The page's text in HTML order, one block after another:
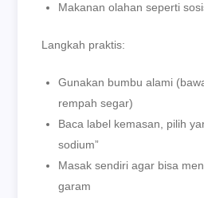
Makanan olahan seperti
Langkah praktis:
Gunakan bumbu alami
rempah segar)
Baca label kemasan, pilih
sodium”
Masak sendiri agar bisa
garam